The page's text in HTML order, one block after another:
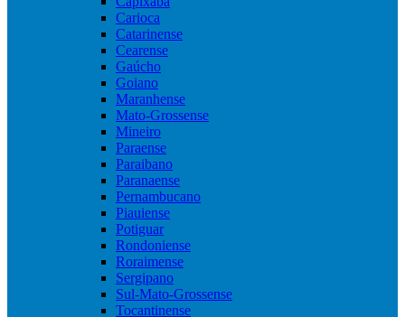
Carioca
Catarinense
Cearense
Gaúcho
Goiano
Maranhense
Mato-Grossense
Mineiro
Paraense
Paraibano
Paranaense
Pernambucano
Piauiense
Potiguar
Rondoniense
Roraimense
Sergipano
Sul-Mato-Grossense
Tocantinense